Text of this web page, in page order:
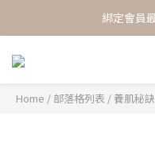
One Day One
綁定會員
One Day One
Home / 部落格列表 / 養肌秘訣